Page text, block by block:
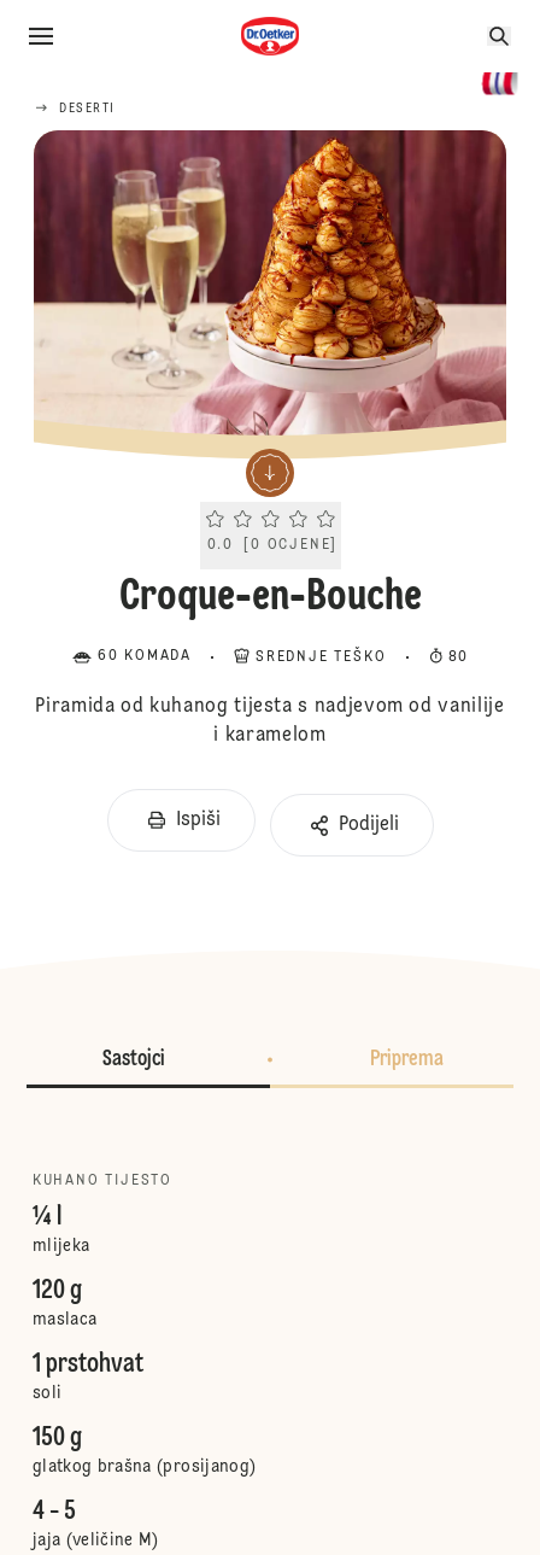
DESERTI
Current rating 0.0. Click to rate.
0.0 0 OCJENE
Croque-en-Bouche
60 KOMADA SREDNJE TEŠKO 80
Piramida od kuhanog tijesta s nadjevom od vanilije
i karamelom
Ispiši Podijeli
Sastojci Priprema
KUHANO TIJESTO
¼ l
mlijeka
120 g
maslaca
1 prstohvat
soli
150 g
glatkog brašna (prosijanog)
4 - 5
jaja (veličine M)